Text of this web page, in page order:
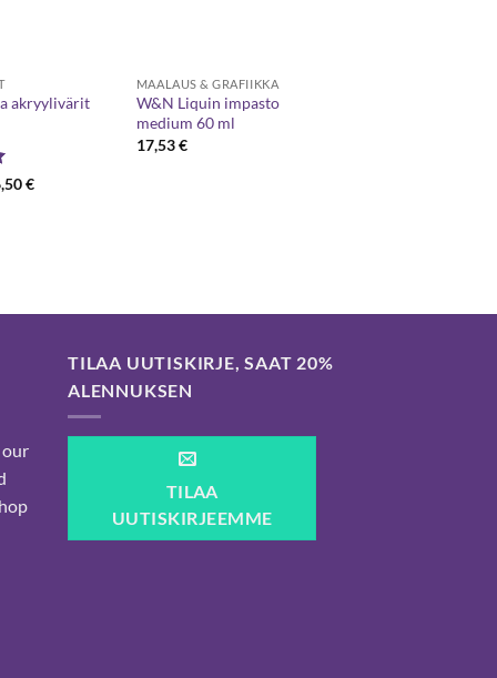
akryylivärit
€Hintaluokka:
MAALAUS & GRAFIIKKA
W&N Liquin impasto
medium 60 ml
17,53€
our
TILAA UUTISKIRJE, SAAT 20%
ALENNUKSEN
TILAA
UUTISKIRJEEMME